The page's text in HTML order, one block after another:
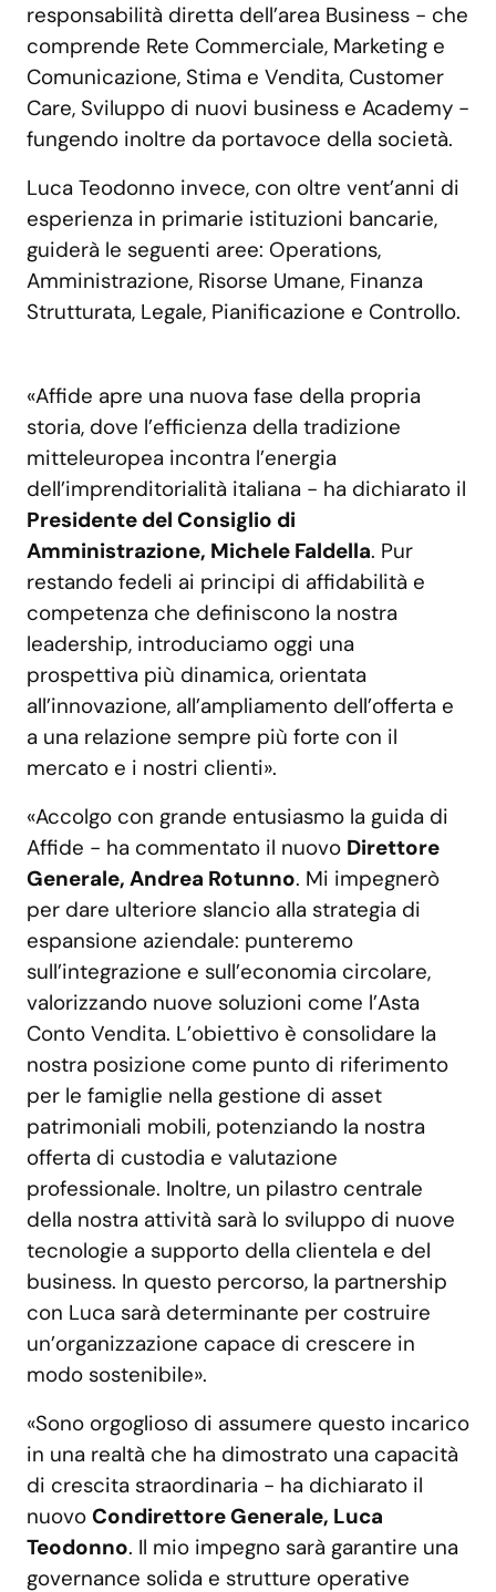
responsabilità diretta dell’area Business - che
comprende Rete Commerciale, Marketing e
Comunicazione, Stima e Vendita, Customer
Care, Sviluppo di nuovi business e Academy -
fungendo inoltre da portavoce della società.
Luca Teodonno invece, con oltre vent’anni di
esperienza in primarie istituzioni bancarie,
guiderà le seguenti aree: Operations,
Amministrazione, Risorse Umane, Finanza
Strutturata, Legale, Pianificazione e Controllo.
«Affide apre una nuova fase della propria
storia, dove l’efficienza della tradizione
mitteleuropea incontra l’energia
dell’imprenditorialità italiana - ha dichiarato il
Presidente del Consiglio di
Amministrazione, Michele Faldella. Pur
restando fedeli ai principi di affidabilità e
competenza che definiscono la nostra
leadership, introduciamo oggi una
prospettiva più dinamica, orientata
all’innovazione, all’ampliamento dell’offerta e
a una relazione sempre più forte con il
mercato e i nostri clienti».
«Accolgo con grande entusiasmo la guida di
Affide - ha commentato il nuovo Direttore
Generale, Andrea Rotunno. Mi impegnerò
per dare ulteriore slancio alla strategia di
espansione aziendale: punteremo
sull’integrazione e sull’economia circolare,
valorizzando nuove soluzioni come l’Asta
Conto Vendita. L’obiettivo è consolidare la
nostra posizione come punto di riferimento
per le famiglie nella gestione di asset
patrimoniali mobili, potenziando la nostra
offerta di custodia e valutazione
professionale. Inoltre, un pilastro centrale
della nostra attività sarà lo sviluppo di nuove
tecnologie a supporto della clientela e del
business. In questo percorso, la partnership
con Luca sarà determinante per costruire
un’organizzazione capace di crescere in
modo sostenibile».
«Sono orgoglioso di assumere questo incarico
in una realtà che ha dimostrato una capacità
di crescita straordinaria - ha dichiarato il
nuovo Condirettore Generale, Luca
Teodonno. Il mio impegno sarà garantire una
governance solida e strutture operative